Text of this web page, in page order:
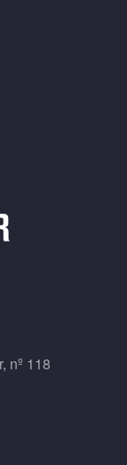
nº 118